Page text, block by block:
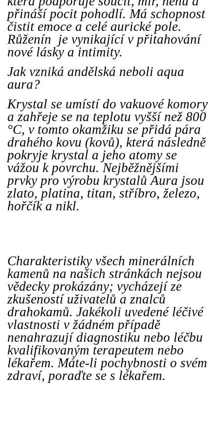
přináší pocit pohodlí. Má schopnost
čistit emoce a celé aurické pole.
Růženín je vynikající v přitahování
nové lásky a intimity.
Jak vzniká andělská neboli aqua
aura?
Krystal se umístí do vakuové komory
a zahřeje se na teplotu vyšší než 800
°C, v tomto okamžiku se přidá pára
drahého kovu (kovů), která následně
pokryje krystal a jeho atomy se
vážou k povrchu. Nejběžnějšími
prvky pro výrobu krystalů Aura jsou
zlato, platina, titan, stříbro, železo,
hořčík a nikl.
Charakteristiky všech minerálních
kamenů na našich stránkách nejsou
vědecky prokázány; vycházejí ze
zkušeností uživatelů a znalců
drahokamů. Jakékoli uvedené léčivé
vlastnosti v žádném případě
nenahrazují diagnostiku nebo léčbu
kvalifikovaným terapeutem nebo
lékařem. Máte-li pochybnosti o svém
zdraví, poraďte se s lékařem.